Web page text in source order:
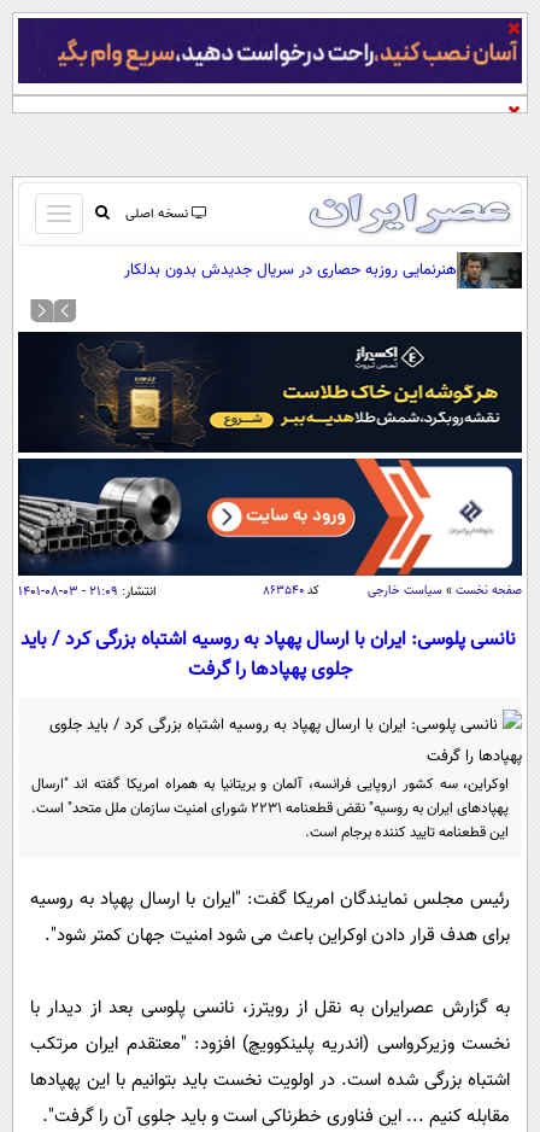
نسخه اصلی
باز
و
کردن
صفحه اول
آرشیو
نظرسنجی
آب و هوا
اوقات شرعی
سواد زندگی
اقتصاد
اقتصادی
خودرو
جامعه
اجتماعی
یک برش دانایی
سفر و تفریح
ورزشی
علم و دانش
مجله تصویری سلاح
ورزش
سیاست
سرگرمی
خواندنی ها و دیدنی ها
داستان کوتاه
پیامک
آموزش زبان
هنرنمایی روزبه حصاری در سریال جدیدش بدون بدلکار
صفحه نخست » سیاست خارجی کد ۸۶۳۵۴۰ انتشار: ۲۱:۰۹ - ۰۳-۰۸-۱۴۰۱
نانسی پلوسی: ایران با ارسال پهپاد به روسیه اشتباه بزرگی کرد / باید
جلوی پهپادها را گرفت
اوکراین، سه کشور اروپایی فرانسه، آلمان و بریتانیا به همراه امریکا گفته اند "ارسال
پهپادهای ایران به روسیه" نقض قطعنامه 2231 شورای امنیت سازمان ملل متحد" است.
این قطعنامه تایید کننده برجام است.
رئیس مجلس نمایندگان امریکا گفت: "ایران با ارسال پهپاد به روسیه
برای هدف قرار دادن اوکراین باعث می شود امنیت جهان کمتر شود".
به گزارش عصرایران به نقل از رویترز، نانسی پلوسی بعد از دیدار با
نخست وزیرکرواسی (اندریه پلینکوویچ) افزود: "معتقدم ایران مرتکب
اشتباه بزرگی شده است. در اولویت نخست باید بتوانیم با این پهپادها
مقابله کنیم ... این فناوری خطرناکی است و باید جلوی آن را گرفت".